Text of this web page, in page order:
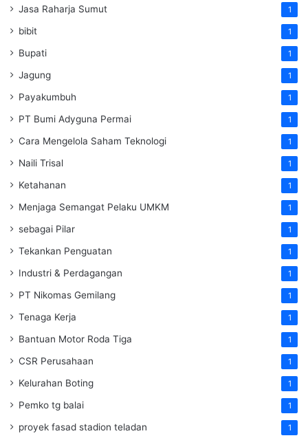
Jasa Raharja Sumut 1
bibit 1
Bupati 1
Jagung 1
Payakumbuh 1
PT Bumi Adyguna Permai 1
Cara Mengelola Saham Teknologi 1
Naili Trisal 1
Ketahanan 1
Menjaga Semangat Pelaku UMKM 1
sebagai Pilar 1
Tekankan Penguatan 1
Industri & Perdagangan 1
PT Nikomas Gemilang 1
Tenaga Kerja 1
Bantuan Motor Roda Tiga 1
CSR Perusahaan 1
Kelurahan Boting 1
Pemko tg balai 1
proyek fasad stadion teladan 1